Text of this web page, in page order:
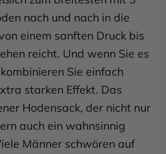
nach und nach in die
einem sanften Druck bis
reicht. Und wenn Sie es
Sie einfach
starken Effekt. Das
Hodensack, der nicht nur
auch ein wahnsinnig
Männer schwören auf